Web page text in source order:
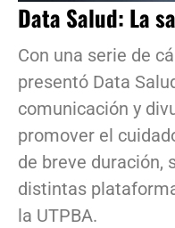
Data Salud: La
Con una serie de
presentó Data
comunicación y
promover el
de breve duración,
distintas
la UTPBA.